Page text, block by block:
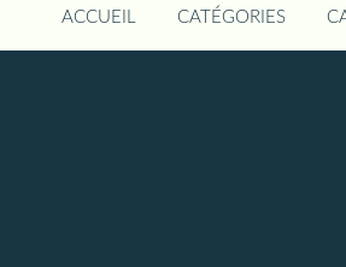
ACCUEIL CATÉGORIES